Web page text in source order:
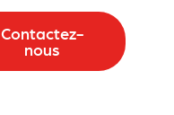
Contactez-
nous